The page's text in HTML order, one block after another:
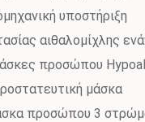
υποστήριξη
αιθαλομίχλης
προσώπου
μάσκα
προσώπου 3